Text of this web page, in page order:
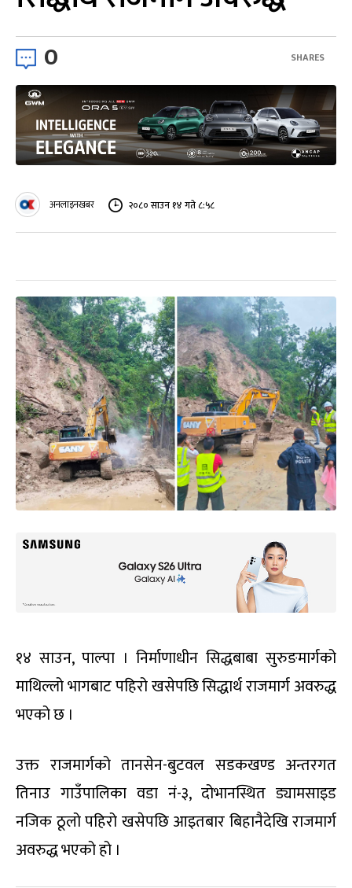
0 SHARES
अनलाइनखबर २०८० साउन १४ गते ८:५८
१४ साउन, पाल्पा । निर्माणाधीन सिद्धबाबा सुरुङमार्गको
माथिल्लो भागबाट पहिरो खसेपछि सिद्धार्थ राजमार्ग अवरुद्ध
भएको छ ।
उक्त राजमार्गको तानसेन-बुटवल सडकखण्ड अन्तरगत
तिनाउ गाउँपालिका वडा नं-३, दोभानस्थित ड्यामसाइड
नजिक ठूलो पहिरो खसेपछि आइतबार बिहानैदेखि राजमार्ग
अवरुद्ध भएको हो ।